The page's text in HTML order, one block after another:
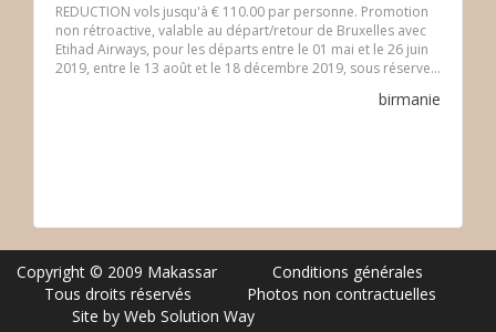
REDUCTION vols jusqu'à € 110.00 par personne. Promotion
non rétroactive, valable au départ/retour de Bruxelles avec
Etihad Airways, pour les départs entre le 01 mai et le 26 juin
2019, entre le 13 août et le 18 décembre 2019, sous réserve...
birmanie
Copyright © 2009 Makassar
Conditions générales
Tous droits réservés
Photos non contractuelles
Site by Web Solution Way